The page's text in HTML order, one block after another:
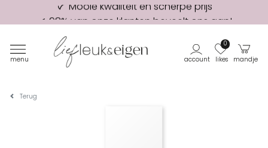
98% van onze klanten beveelt ons aan!
Eerste proefdruk GRATIS
menu account likes
0
mandje
Terug